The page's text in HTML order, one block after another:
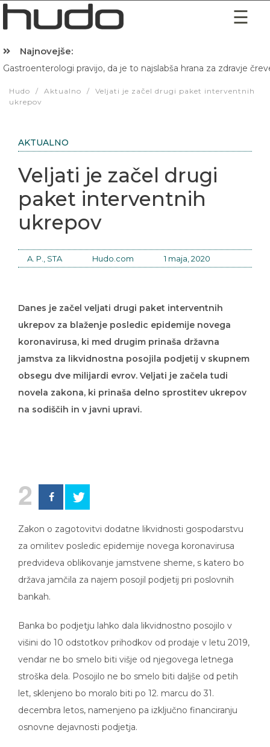
Najnovejše:
Gastroenterologi pravijo, da je to najslabša hrana za zdravje
Hudo / Aktualno /
Veljati je začel drugi paket interventnih
ukrepov
AKTUALNO
Veljati je začel drugi
paket interventnih
ukrepov
A. P., STA Hudo.com 1 maja, 2020
Danes je začel veljati drugi paket interventnih
ukrepov za blaženje posledic epidemije novega
koronavirusa, ki med drugim prinaša državna
jamstva za likvidnostna posojila podjetij v skupnem
obsegu dve milijardi evrov. Veljati je začela tudi
novela zakona, ki prinaša delno sprostitev ukrepov
na sodiščih in v javni upravi.
2
Zakon o zagotovitvi dodatne likvidnosti gospodarstvu
za omilitev posledic epidemije novega koronavirusa
predvideva oblikovanje jamstvene sheme, s katero bo
država jamčila za najem posojil podjetij pri poslovnih
bankah.
Banka bo podjetju lahko dala likvidnostno posojilo v
višini do 10 odstotkov prihodkov od prodaje v letu 2019,
vendar ne bo smelo biti višje od njegovega letnega
stroška dela. Posojilo ne bo smelo biti daljše od petih
let, sklenjeno bo moralo biti po 12. marcu do 31.
decembra letos, namenjeno pa izključno financiranju
osnovne dejavnosti podjetja.